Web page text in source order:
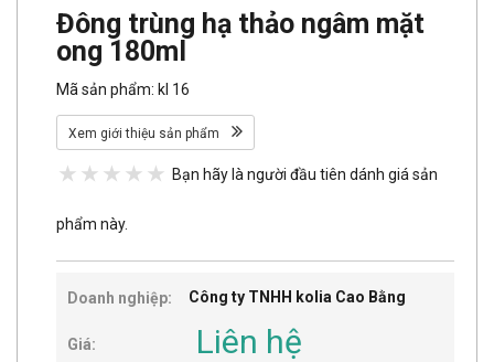
Đông trùng hạ thảo ngâm mặt
ong 180ml
Mã sản phẩm: kl 16
Xem giới thiệu sản phẩm
Bạn hãy là người đầu tiên dánh giá sản
phẩm này.
Doanh nghiệp: Công ty TNHH kolia Cao Bằng
Giá: Liên hệ